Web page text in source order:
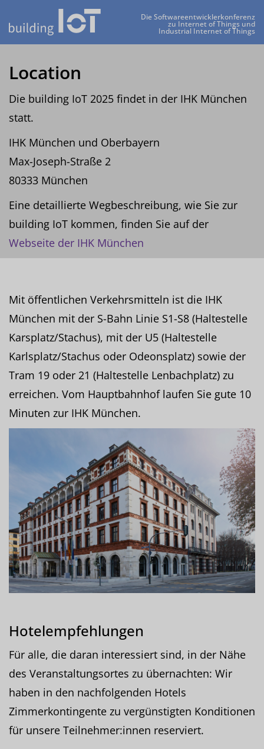
Die Softwareentwicklerkonferenz
zu Internet of Things und
Industrial Internet of Things
Location
Die building IoT 2025 findet in der IHK München
statt.
IHK München und Oberbayern
Max-Joseph-Straße 2
80333 München
Eine detaillierte Wegbeschreibung, wie Sie zur
building IoT kommen, finden Sie auf der
Webseite der IHK München
Mit öffentlichen Verkehrsmitteln ist die IHK
München mit der S-Bahn Linie S1-S8 (Haltestelle
Karsplatz/Stachus), mit der U5 (Haltestelle
Karlsplatz/Stachus oder Odeonsplatz) sowie der
Tram 19 oder 21 (Haltestelle Lenbachplatz) zu
erreichen. Vom Hauptbahnhof laufen Sie gute 10
Minuten zur IHK München.
Hotelempfehlungen
Für alle, die daran interessiert sind, in der Nähe
des Veranstaltungsortes zu übernachten: Wir
haben in den nachfolgenden Hotels
Zimmerkontingente zu vergünstigten Konditionen
für unsere Teilnehmer:innen reserviert.